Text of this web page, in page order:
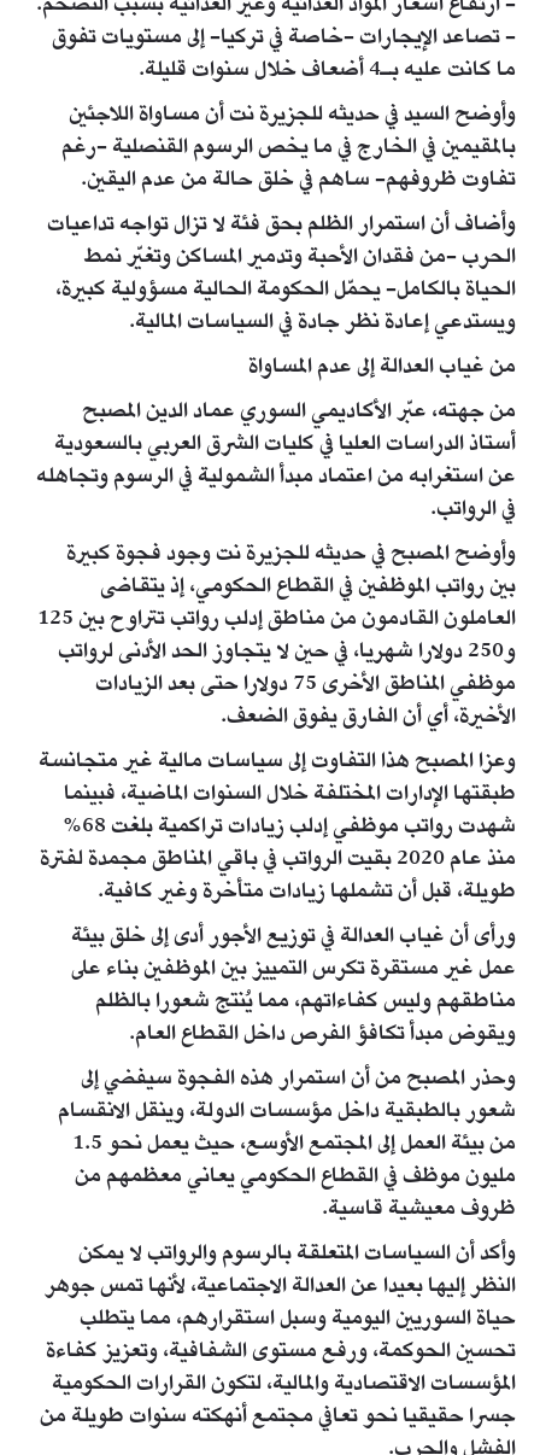
- تصاعد الإيجارات -خاصة في تركيا- إلى مستويات تفوق
ما كانت عليه بـ4 أضعاف خلال سنوات قليلة.
وأوضح السيد في حديثه للجزيرة نت أن مساواة اللاجئين
بالمقيمين في الخارج في ما يخص الرسوم القنصلية -رغم
تفاوت ظروفهم- ساهم في خلق حالة من عدم اليقين.
وأضاف أن استمرار الظلم بحق فئة لا تزال تواجه تداعيات
الحرب -من فقدان الأحبة وتدمير المساكن وتغيّر نمط
الحياة بالكامل- يحمّل الحكومة الحالية مسؤولية كبيرة،
ويستدعي إعادة نظر جادة في السياسات المالية.
من غياب العدالة إلى عدم المساواة
من جهته، عبّر الأكاديمي السوري عماد الدين المصبح
أستاذ الدراسات العليا في كليات الشرق العربي بالسعودية
عن استغرابه من اعتماد مبدأ الشمولية في الرسوم وتجاهله
في الرواتب.
وأوضح المصبح في حديثه للجزيرة نت وجود فجوة كبيرة
بين رواتب الموظفين في القطاع الحكومي، إذ يتقاضى
العاملون القادمون من مناطق إدلب رواتب تتراوح بين 125
و250 دولارا شهريا، في حين لا يتجاوز الحد الأدنى لرواتب
موظفي المناطق الأخرى 75 دولارا حتى بعد الزيادات
الأخيرة، أي أن الفارق يفوق الضعف.
وعزا المصبح هذا التفاوت إلى سياسات مالية غير متجانسة
طبقتها الإدارات المختلفة خلال السنوات الماضية، فبينما
شهدت رواتب موظفي إدلب زيادات تراكمية بلغت 68%
منذ عام 2020 بقيت الرواتب في باقي المناطق مجمدة لفترة
طويلة، قبل أن تشملها زيادات متأخرة وغير كافية.
ورأى أن غياب العدالة في توزيع الأجور أدى إلى خلق بيئة
عمل غير مستقرة تكرس التمييز بين الموظفين بناء على
مناطقهم وليس كفاءاتهم، مما يُنتج شعورا بالظلم
ويقوض مبدأ تكافؤ الفرص داخل القطاع العام.
وحذر المصبح من أن استمرار هذه الفجوة سيفضي إلى
شعور بالطبقية داخل مؤسسات الدولة، وينقل الانقسام
من بيئة العمل إلى المجتمع الأوسع، حيث يعمل نحو 1.5
مليون موظف في القطاع الحكومي يعاني معظمهم من
ظروف معيشية قاسية.
وأكد أن السياسات المتعلقة بالرسوم والرواتب لا يمكن
النظر إليها بعيدا عن العدالة الاجتماعية، لأنها تمس جوهر
حياة السوريين اليومية وسبل استقرارهم، مما يتطلب
تحسين الحوكمة، ورفع مستوى الشفافية، وتعزيز كفاءة
المؤسسات الاقتصادية والمالية، لتكون القرارات الحكومية
جسرا حقيقيا نحو تعافي مجتمع أنهكته سنوات طويلة من